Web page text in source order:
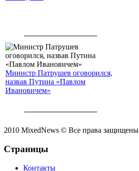
Министр Патрушев оговорился,
назвав Путина «Павлом
Ивановичем»
2010 MixedNews © Все права защищены
Страницы
Контакты